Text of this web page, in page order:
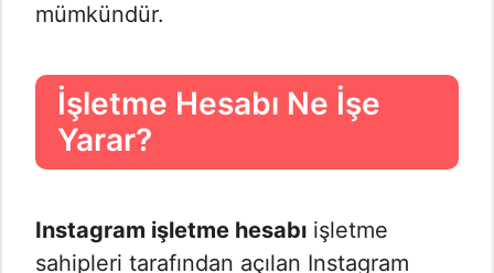
mümkündür.
İşletme Hesabı Ne İşe
Yarar?
Instagram işletme hesabı işletme
sahipleri tarafından açılan Instagram